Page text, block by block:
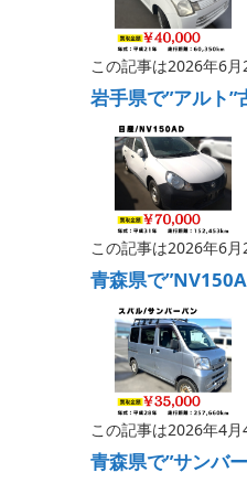
この記事は2026年6
岩手県で”アルト”
この記事は2026年6
青森県で
この記事は2026年4
青森県で”サンバ